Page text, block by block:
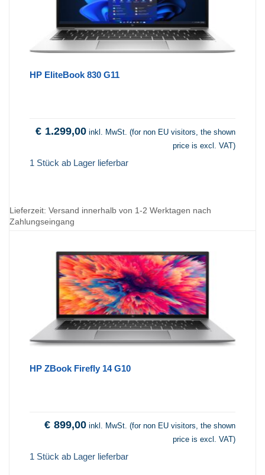
HP EliteBook 830 G11
€ 1.299,00 inkl. MwSt. (for non EU visitors, the shown
price is excl. VAT)
1 Stück ab Lager lieferbar
Lieferzeit: Versand innerhalb von 1-2 Werktagen nach
Zahlungseingang
HP ZBook Firefly 14 G10
€ 899,00 inkl. MwSt. (for non EU visitors, the shown
price is excl. VAT)
1 Stück ab Lager lieferbar